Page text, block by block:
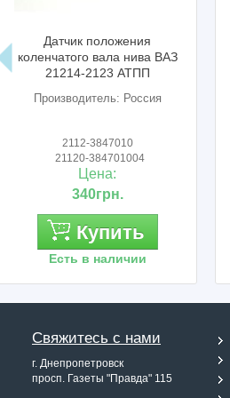
Привод стартера ваз 2101
старого образца /бендикс/
Eldix
Производитель: Eldix
2101-3708610
21010-3708610
280грн.
Купить
Есть в наличии
Свяжитесь с нами
г. Днепропетровск
просп. Газеты "Правда" 115